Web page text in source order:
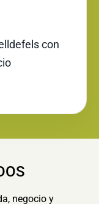
con
negocio y